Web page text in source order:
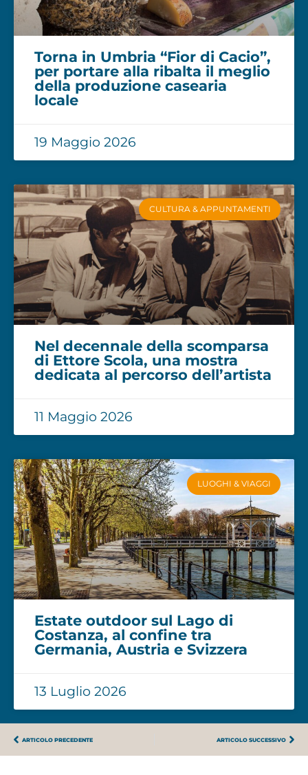
Torna in Umbria “Fior di Cacio”,
per portare alla ribalta il meglio
della produzione casearia
locale
19 Maggio 2026
CULTURA & APPUNTAMENTI
Nel decennale della scomparsa
di Ettore Scola, una mostra
dedicata al percorso dell’artista
11 Maggio 2026
LUOGHI & VIAGGI
Estate outdoor sul Lago di
Costanza, al confine tra
Germania, Austria e Svizzera
13 Luglio 2026
ARTICOLO PRECEDENTE ARTICOLO SUCCESSIVO